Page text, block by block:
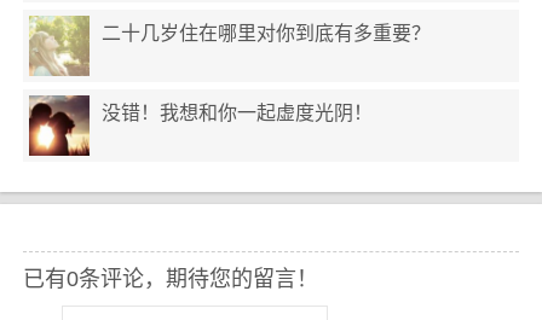
二十几岁住在哪里对你到底有多重要？
没错！我想和你一起虚度光阴！
已有0条评论，期待您的留言！